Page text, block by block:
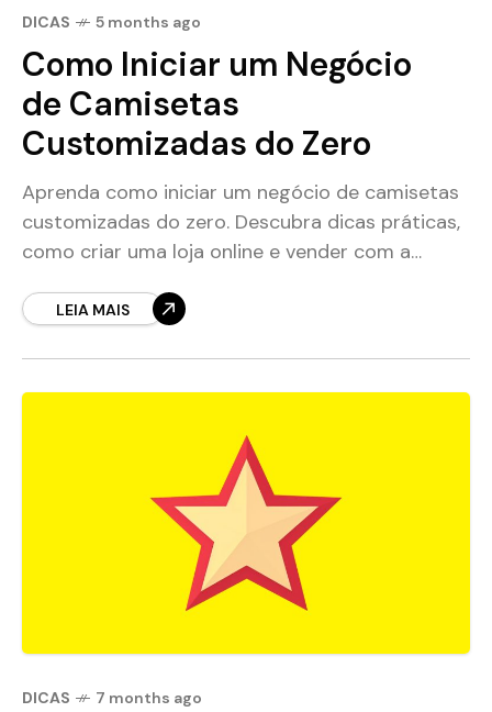
DICAS 5 months ago
Como Iniciar um Negócio
de Camisetas
Customizadas do Zero
Aprenda como iniciar um negócio de camisetas
customizadas do zero. Descubra dicas práticas,
como criar uma loja online e vender com a
LEIA MAIS
DICAS 7 months ago